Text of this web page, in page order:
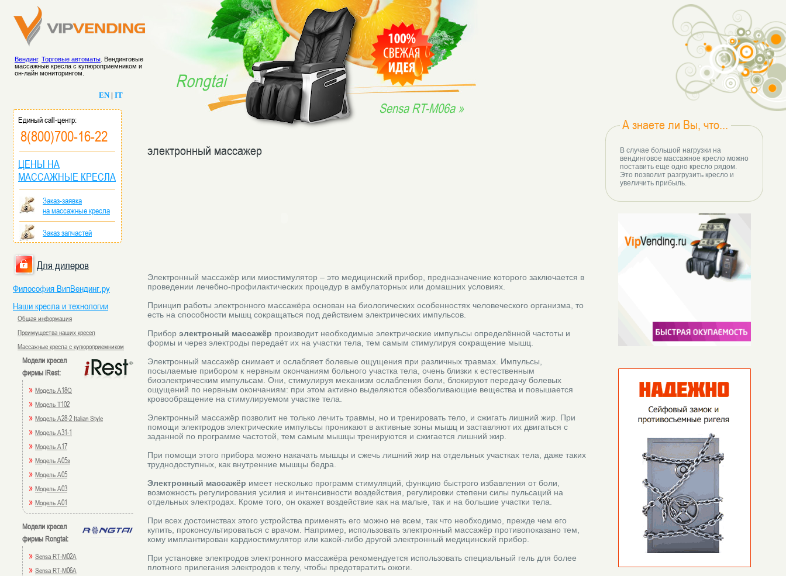
EN| IT
Вендинг. Торговые автоматы . Вендинговые
массажные кресла с купюроприемником и
он-лайн мониторингом.
Rongtai
Sensa RT-M06a »
Единый call-центр:
8(800)700-16-22
ЦЕНЫ НА
МАССАЖНЫЕ КРЕСЛА
Заказ-заявка
на массажные кресла
Заказ запчастей
Для дилеров
Философия ВипВендинг.ру
Наши кресла и технологии
Общая информация
Преимущества наших кресел
Массажные кресла с купюроприемником
Модели кресел
фирмы iRest:
» Модель A18Q
» Модель T102
» Модель A28-2 Italian Style
» Модель A31-1
» Модель A17
» Модель A05s
» Модель A05
» Модель A03
» Модель A01
Модели кресел
фирмы Rongtai:
» Sensa RT-M02A
» Sensa RT-M06A
электронный массажер
Электронный массажёр или миостимулятор – это медицинский прибор, предназначение которого заключается в
проведении лечебно-профилактических процедур в амбулаторных или домашних условиях.
Принцип работы электронного массажёра основан на биологических особенностях человеческого организма, то
есть на способности мышц сокращаться под действием электрических импульсов.
Прибор электроный массажёр производит необходимые электрические импульсы определённой частоты и
формы и через электроды передаёт их на участки тела, тем самым стимулируя сокращение мышц.
Электронный массажёр снимает и ослабляет болевые ощущения при различных травмах. Импульсы,
посылаемые прибором к нервным окончаниям больного участка тела, очень близки к естественным
биоэлектрическим импульсам. Они, стимулируя механизм ослабления боли, блокируют передачу болевых
ощущений по нервным окончаниям: при этом активно выделяются обезболивающие вещества и повышается
кровообращение на стимулируемом участке тела.
Электронный массажёр позволит не только лечить травмы, но и тренировать тело, и сжигать лишний жир. При
помощи электродов электрические импульсы проникают в активные зоны мышц и заставляют их двигаться с
заданной по программе частотой, тем самым мышцы тренируются и сжигается лишний жир.
При помощи этого прибора можно накачать мышцы и сжечь лишний жир на отдельных участках тела, даже таких
труднодоступных, как внутренние мышцы бедра.
Электронный массажёр имеет несколько программ стимуляций, функцию быстрого избавления от боли,
возможность регулирования усилия и интенсивности воздействия, регулировки степени силы пульсаций на
отдельных электродах. Кроме того, он окажет воздействие как на малые, так и на большие участки тела.
При всех достоинствах этого устройства применять его можно не всем, так что необходимо, прежде чем его
купить, проконсультироваться с врачом. Например, использовать электронный массажёр противопоказано тем,
кому имплантирован кардиостимулятор или какой-либо другой электронный медицинский прибор.
При установке электродов электронного массажёра рекомендуется использовать специальный гель для более
плотного прилегания электродов к телу, чтобы предотвратить ожоги.
А знаете ли Вы, что...
В случае большой нагрузки на
вендинговое массажное кресло можно
поставить еще одно кресло рядом.
Это позволит разгрузить кресло и
увеличить прибыль.